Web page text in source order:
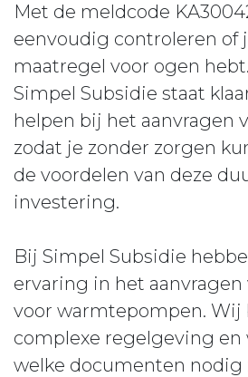
Met de meldcode
eenvoudig controleren of
maatregel voor ogen
Simpel Subsidie staat
helpen bij het aanvragen
zodat je zonder zorgen
de voordelen van deze
investering.
Bij Simpel Subsidie
ervaring in het aanvragen
voor warmtepompen. Wij
complexe regelgeving en
welke documenten